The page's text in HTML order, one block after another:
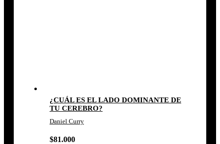
¿CUÁL ES EL LADO DOMINANTE DE
TU CEREBRO?
Daniel Curry
$81.000